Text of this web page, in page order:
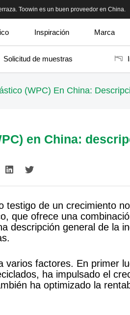
Toowin. muy honesto y profesional.
Toowin es un buen proveedor en China.
Inspiración Marca
Solicitud de muestras
(WPC) En China:
en China:
testigo de un crecimiento
que ofrece una
descripción general de la
varios factores. En primer
ha impulsado el
ha optimizado la